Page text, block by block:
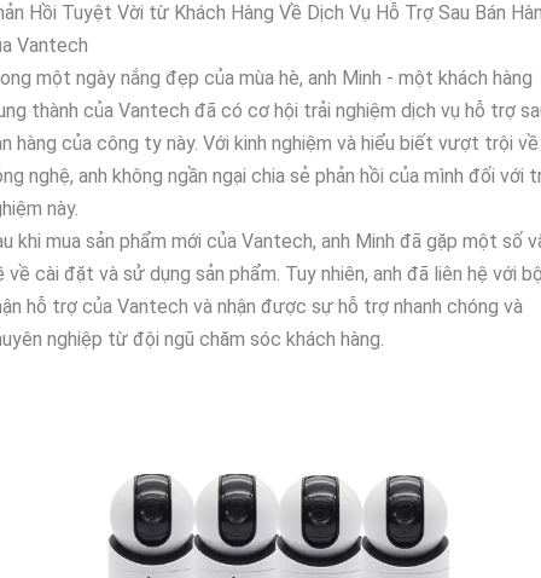
Hồi Tuyệt Vời từ Khách Hàng Về Dịch Vụ Hỗ Trợ Sau Bán
Vantech
một ngày nắng đẹp của mùa hè, anh Minh - một khách hàng
thành của Vantech đã có cơ hội trải nghiệm dịch vụ hỗ trợ
hàng của công ty này. Với kinh nghiệm và hiểu biết vượt trội về
nghệ, anh không ngần ngại chia sẻ phản hồi của mình đối với
này.
khi mua sản phẩm mới của Vantech, anh Minh đã gặp một số
về cài đặt và sử dụng sản phẩm. Tuy nhiên, anh đã liên hệ với
hỗ trợ của Vantech và nhận được sự hỗ trợ nhanh chóng và
nghiệp từ đội ngũ chăm sóc khách hàng.